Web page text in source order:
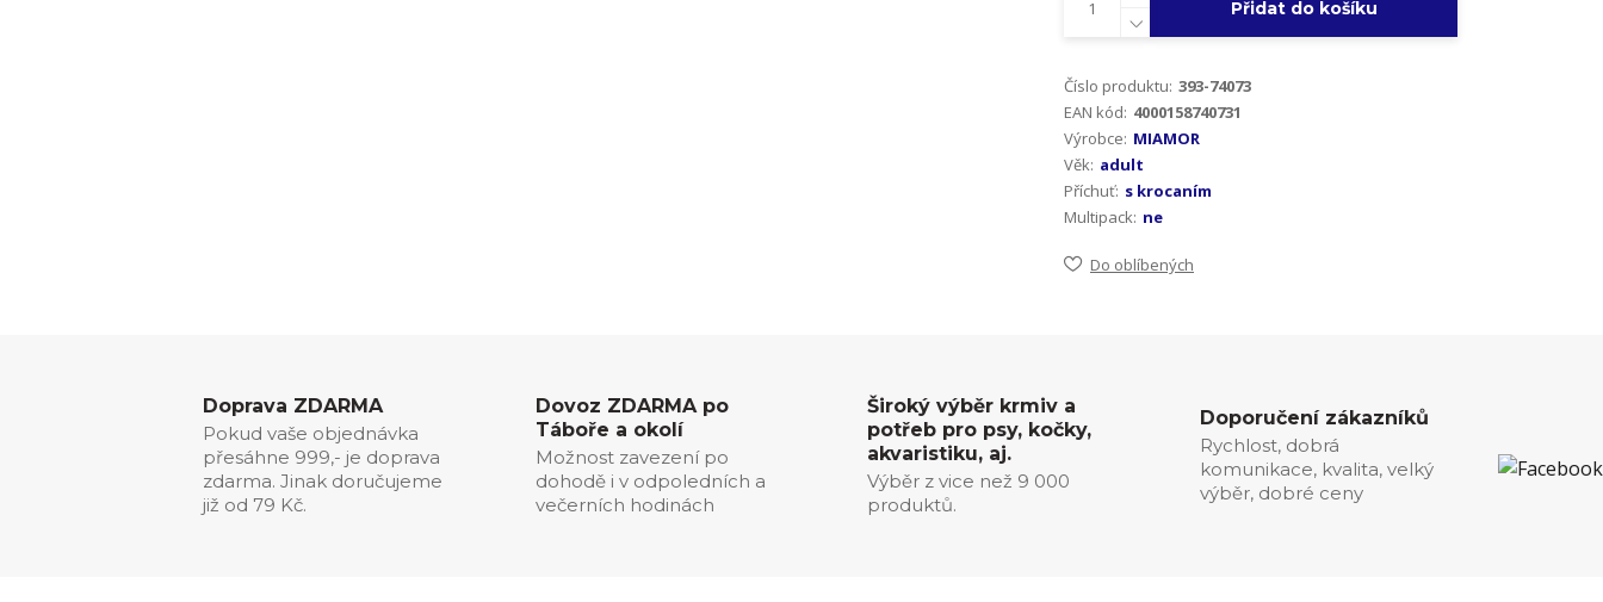
Přidat do košíku
Číslo produktu: 393-74073
EAN kód: 4000158740731
Výrobce: MIAMOR
Věk: adult
Příchuť: s krocaním
Multipack: ne
Do oblíbených
Doprava ZDARMA
Pokud vaše objednávka
přesáhne 999,- je doprava
zdarma. Jinak doručujeme
již od 79 Kč.
Dovoz ZDARMA po
Táboře a okolí
Možnost zavezení po
dohodě i v odpoledních a
večerních hodinách
Široký výběr krmiv a
potřeb pro psy, kočky,
akvaristiku, aj.
Výběr z vice než 9 000
produktů.
Doporučení zákazníků
Rychlost, dobrá
komunikace, kvalita, velký
výběr, dobré ceny